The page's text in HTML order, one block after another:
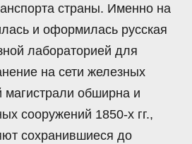
страны. Именно на
и оформилась русская
лабораторией для
на сети железных
магистрали обширна и
сооружений 1850-х гг.,
сохранившиеся до